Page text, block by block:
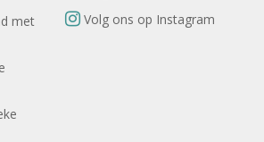
met
Volg ons op Instagram